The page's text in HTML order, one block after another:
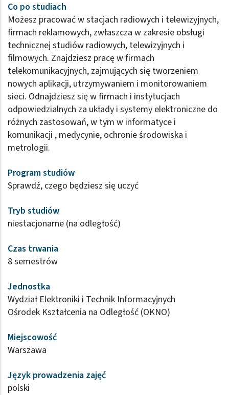
Co po studiach
Możesz pracować w stacjach radiowych i telewizyjnych,
firmach reklamowych, zwłaszcza w zakresie obsługi
technicznej studiów radiowych, telewizyjnych i
filmowych. Znajdziesz pracę w firmach
telekomunikacyjnych, zajmujących się tworzeniem
nowych aplikacji, utrzymywaniem i monitorowaniem
sieci. Odnajdziesz się w firmach i instytucjach
odpowiedzialnych za układy i systemy elektroniczne do
różnych zastosowań, w tym w informatyce i
komunikacji , medycynie, ochronie środowiska i
metrologii.
Program studiów
Sprawdź, czego będziesz się uczyć
Tryb studiów
niestacjonarne (na odległość)
Czas trwania
8 semestrów
Jednostka
Wydział Elektroniki i Technik Informacyjnych
Ośrodek Kształcenia na Odległość (OKNO)
Miejscowość
Warszawa
Język prowadzenia zajęć
polski